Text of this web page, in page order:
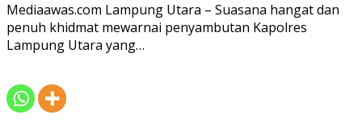
Mediaawas.com Lampung Utara – Suasana hangat dan
penuh khidmat mewarnai penyambutan Kapolres
Lampung Utara yang…